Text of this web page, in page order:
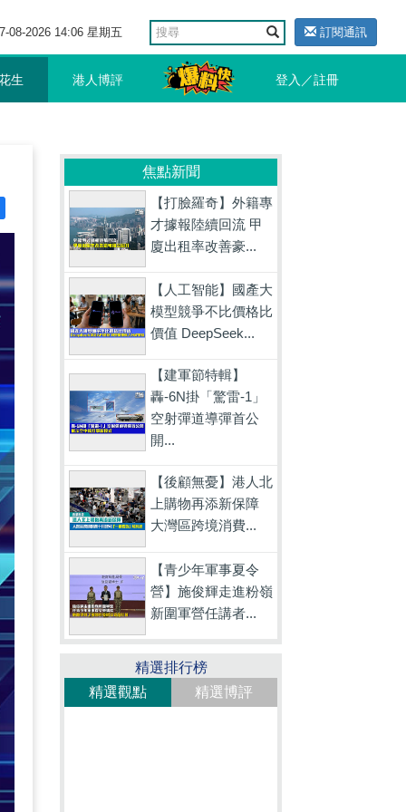
08-2026 14:06 星期五 訂閱通訊
生 港人博評 登入／註冊
焦點新聞
【打臉羅奇】外籍專
才據報陸續回流 甲
廈出租率改善豪...
【人工智能】國產大
模型競爭不比價格比
價值 DeepSeek...
【建軍節特輯】
轟-6N掛「驚雷-1」
空射彈道導彈首公
開...
【後顧無憂】港人北
上購物再添新保障
大灣區跨境消費...
【青少年軍事夏令
營】施俊輝走進粉嶺
新圍軍營任講者...
精選排行榜
精選觀點
精選博評